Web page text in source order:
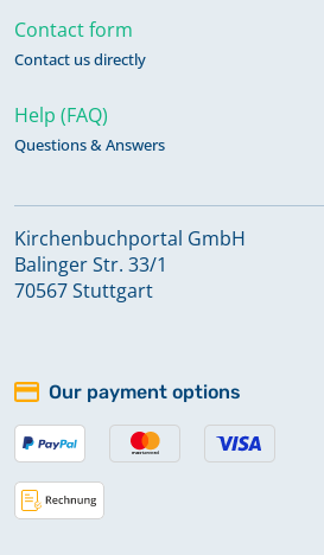
Zivilstandsregister 1809
Zivilstandsregister 1810
Zivilstandsregister 1811
Zivilstandsregister 1812
Contact form
Contact us directly
Help (FAQ)
Questions & Answers
Kirchenbuchportal GmbH
Balinger Str. 33/1
70567 Stuttgart
Our payment options